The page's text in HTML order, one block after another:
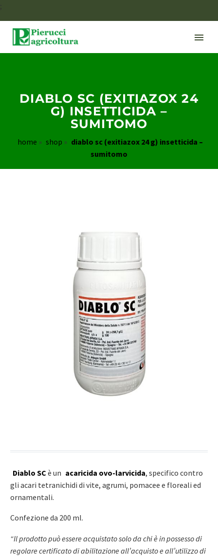
;
DIABLO SC (EXITIAZOX 24
G) INSETTICIDA –
SUMITOMO
home » shop » diablo sc (exitiazox 24 g) insetticida –
sumitomo
Diablo SC è un acaricida ovo-larvicida, specifico contro
gli acari tetranichidi di vite, agrumi, pomacee e floreali ed
ornamentali.
Confezione da 200 ml.
“Il prodotto può essere acquistato solo da chi è in possesso di
regolare certificato di abilitazione all’acquisto e all’utilizzo di